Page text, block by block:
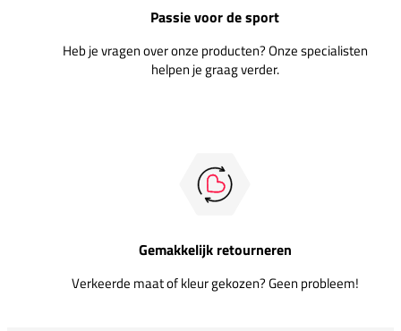
Passie voor de sport
Heb je vragen over onze producten? Onze specialisten
helpen je graag verder.
Gemakkelijk retourneren
Verkeerde maat of kleur gekozen? Geen probleem!